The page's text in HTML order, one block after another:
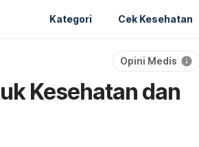
Kategori Cek Kesehatan
Opini Medis
Kesehatan dan